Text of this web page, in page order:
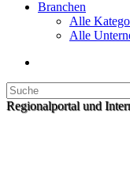
Branchen
Alle
Alle
Regionalportal und